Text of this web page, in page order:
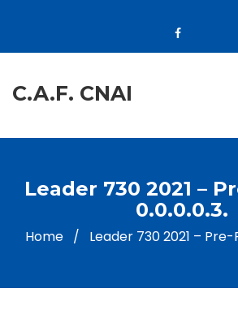
C.A.F. CNAI
Leader 730 2021 –
0.0.0.0.3.
Home/ Leader 730 2021 – Pre-